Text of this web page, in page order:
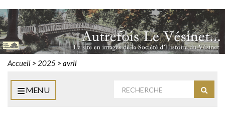
Accueil > 2025 > avril
MENU